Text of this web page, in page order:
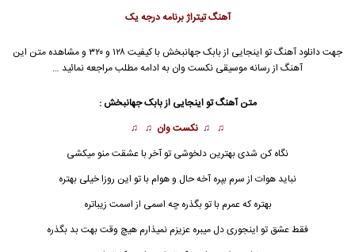
آهنگ تیتراژ برنامه درجه یک
جهت دانلود آهنگ تو اینجایی ازبابک جهانبخش
با کیفیت ۱۲۸ و ۳۲۰ و مشاهده متن این
آهنگ از رسانه موسیقی نکست وان به ادامه مطلب مراجعه نمائید …
متن آهنگ تو اینجایی ازبابک جهانبخش :
♫ ♫ نکست وان ♫ ♫
نگاه کن شدی بهترین دلخوشی تو آخر با عشقت منو میکشی
نباید هوات از سرم بپره آخه حال و هوام با تو این روزا خیلی بهتره
بهتره که عمرم با تو بگذره چه اسمی از اسمت زیباتره
فقط عشق تو اینجوری دل میبره عزیزم نمیذارم هیچ وقت بهت بد بگذره